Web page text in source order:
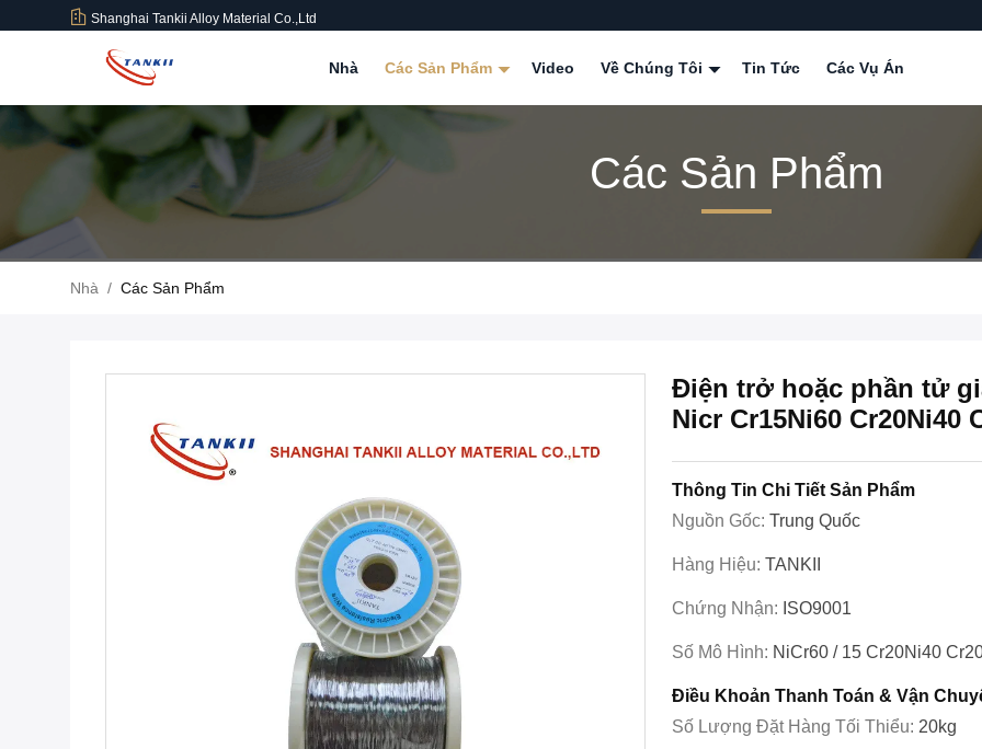
Shanghai Tankii Alloy Material Co.,Ltd
Nhà Các Sản Phẩm Video Về Chúng Tôi Tin Tức Các Vụ Án
Các Sản Phẩm
Nhà / Các Sản Phẩm
Điện trở hoặc phần tử
Nicr Cr15Ni60 Cr20Ni40
Thông Tin Chi Tiết Sản Phẩm
Nguồn Gốc: Trung Quốc
Hàng Hiệu: TANKII
Chứng Nhận: ISO9001
Số Mô Hình: NiCr60 / 15 Cr20Ni40
Điều Khoản Thanh Toán & Vận
Số Lượng Đặt Hàng Tối Thiểu: 20kg